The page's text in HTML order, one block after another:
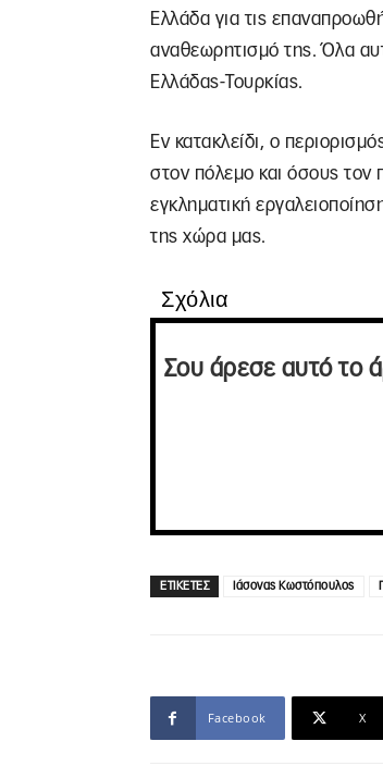
Ελλάδα για τις
αναθεωρητισμό της. Όλα
Ελλάδας-Τουρκίας.
Εν κατακλείδι, ο
στον πόλεμο και όσους τον
εγκληματική
της χώρα μας.
Σχόλια
Σου άρεσε αυτό το
ΕΤΙΚΕΤΕΣ Ιάσονας Κωστόπουλος
Facebook X